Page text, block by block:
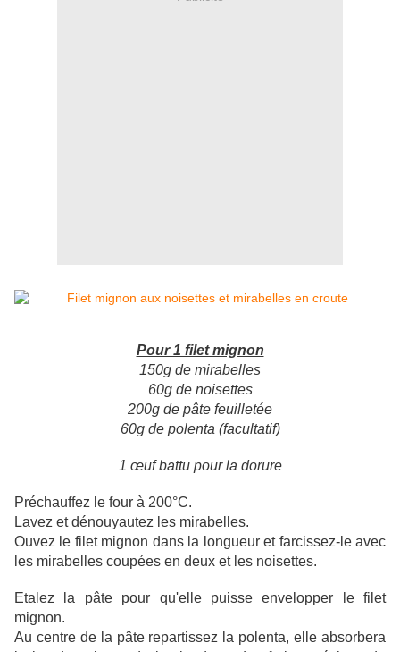
Pour 1 filet mignon
150g de mirabelles
60g de noisettes
200g de pâte feuilletée
60g de polenta (facultatif)
1 œuf battu pour la dorure
Préchauffez le four à 200°C.
Lavez et dénouyautez les mirabelles.
Ouvez le filet mignon dans la longueur et farcissez-le avec
les mirabelles coupées en deux et les noisettes.
Etalez la pâte pour qu'elle puisse envelopper le filet
mignon.
Au centre de la pâte repartissez la polenta, elle absorbera